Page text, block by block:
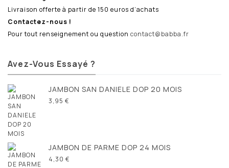
Livraison offerte à partir de 150 euros d’achats
Contactez-nous !
Pour tout renseignement ou question contact@babba.fr
Avez-Vous Essayé ?
JAMBON SAN DANIELE DOP 20 MOIS
3,95 €
JAMBON DE PARME DOP 24 MOIS
4,30 €